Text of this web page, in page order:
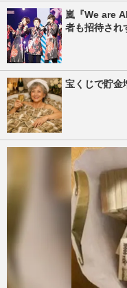
嵐『We are
者も招待さ
宝くじで貯金